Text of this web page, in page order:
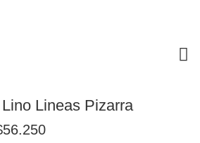
Lineas Pizarra
56.250